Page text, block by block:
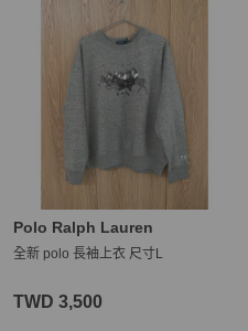
Polo Ralph Lauren
全新 polo 長袖上衣 尺寸L
TWD 3,500